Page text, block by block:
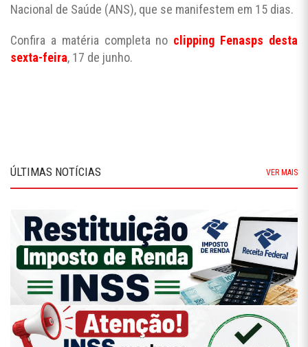
Nacional de Saúde (ANS), que se manifestem em 15 dias.
Confira a matéria completa no clipping Fenasps desta
sexta-feira, 17 de junho.
ÚLTIMAS NOTÍCIAS VER MAIS